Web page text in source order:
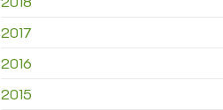
2017
2016
2015